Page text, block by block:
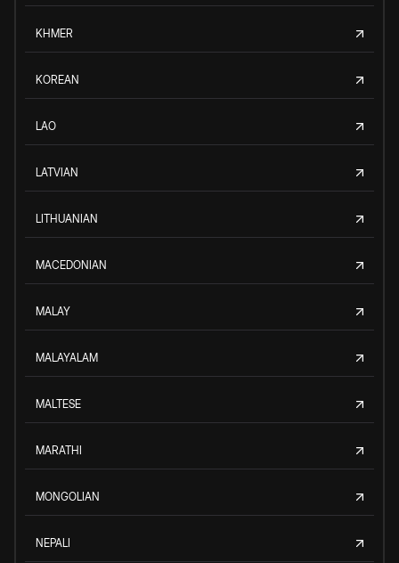
KHMER
KOREAN
LAO
LATVIAN
LITHUANIAN
MACEDONIAN
MALAY
MALAYALAM
MALTESE
MARATHI
MONGOLIAN
NEPALI